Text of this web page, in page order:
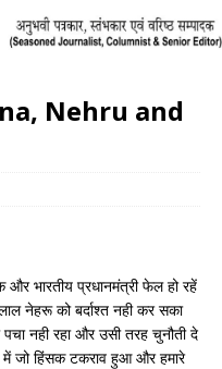
Nehru and
भारतीय प्रधानमंत्री फेल हो रहें
नेहरू को बर्दाश्त नही कर सका
नही रहा और उसी तरह चुनौती दे
में जो हिंसक टकराव हुआ और हमारे